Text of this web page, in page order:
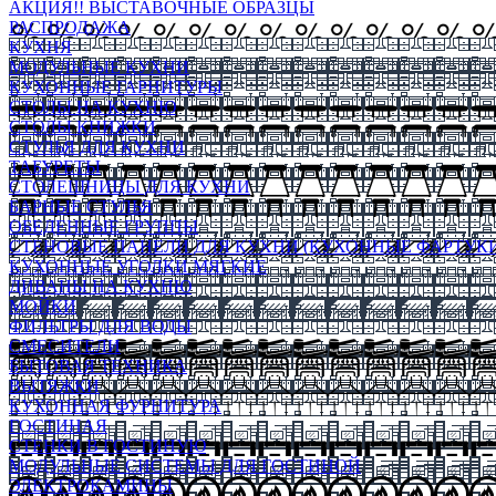
АКЦИЯ!! ВЫСТАВОЧНЫЕ ОБРАЗЦЫ
РАСПРОДАЖА
КУХНЯ
МОДУЛЬНЫЕ КУХНИ
КУХОННЫЕ ГАРНИТУРЫ
СТОЛЫ НА КУХНЮ
СТОЛЫ КНИЖКИ
СТУЛЬЯ ДЛЯ КУХНИ
ТАБУРЕТЫ
СТОЛЕШНИЦЫ ДЛЯ КУХНИ
БАРНЫЕ СТУЛЬЯ
ОБЕДЕННЫЕ ГРУППЫ
СТЕНОВЫЕ ПАНЕЛИ ДЛЯ КУХНИ (КУХОННЫЕ
КУХОННЫЕ УГОЛКИ МЯГКИЕ
ДИВАНЫ НА КУХНЮ
МОЙКИ
ФИЛЬТРЫ ДЛЯ ВОДЫ
СМЕСИТЕЛИ
БЫТОВАЯ ТЕХНИКА
ВЫТЯЖКИ
КУХОННАЯ ФУРНИТУРА
ГОСТИНАЯ
СТЕНКИ В ГОСТИНУЮ
МОДУЛЬНЫЕ СИСТЕМЫ ДЛЯ ГОСТИНОЙ
ЭЛЕКТРОКАМИНЫ